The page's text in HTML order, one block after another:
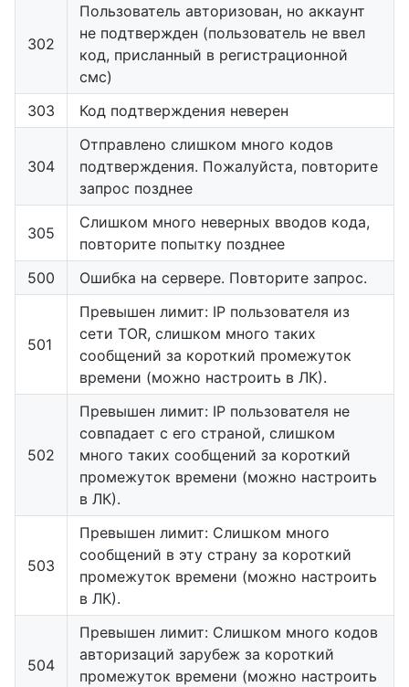
302
Пользователь авторизован, но аккаунт
не подтвержден (пользователь не ввел
код, присланный в регистрационной
смс)
303
Код подтверждения неверен
304
Отправлено слишком много кодов
подтверждения. Пожалуйста, повторите
запрос позднее
305
Слишком много неверных вводов кода,
повторите попытку позднее
500
Ошибка на сервере. Повторите запрос.
501
Превышен лимит: IP пользователя из
сети TOR, слишком много таких
сообщений за короткий промежуток
времени (можно настроить в ЛК).
502
Превышен лимит: IP пользователя не
совпадает с его страной, слишком
много таких сообщений за короткий
промежуток времени (можно настроить
в ЛК).
503
Превышен лимит: Слишком много
сообщений в эту страну за короткий
промежуток времени (можно настроить
в ЛК).
504
Превышен лимит: Слишком много кодов
авторизаций зарубеж за короткий
промежуток времени (можно настроить